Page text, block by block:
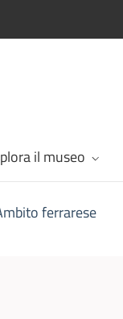
il museo
ferrarese